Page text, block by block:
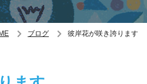
ブログ 彼岸花が咲き誇ります